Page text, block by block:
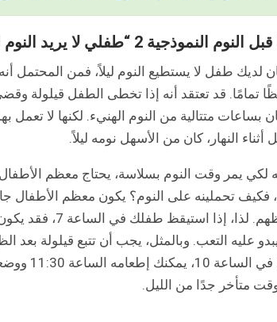
2 “طفلي لا يريد النوم ليلًا”
لديك طفل لا يستطيع النوم ليلاً، فمن
تمامًا. قد تعتقد أنه إذا تخطى الطفل قيلولة
بساعات متتالية من النوم الهنيء. لكنها لا تعمل
النهار، كان من الأسهل نومه ليلاً.
لكي يمر وقت النوم بسلاسة، يحتاج معظم
فكيف تحملينه على النوم؟ يكون معظم الأطفال
عليه التعب. وبالمثل، يجب أن تتبع قيلولة
إذا
متأخر جدًا من الليل.